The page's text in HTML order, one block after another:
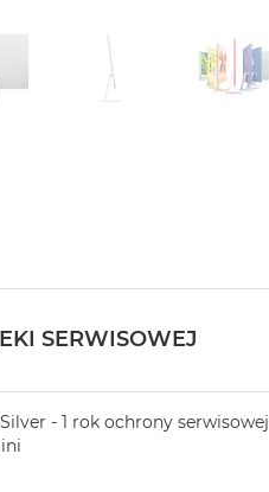
SERWISOWEJ
- 1 rok ochrony